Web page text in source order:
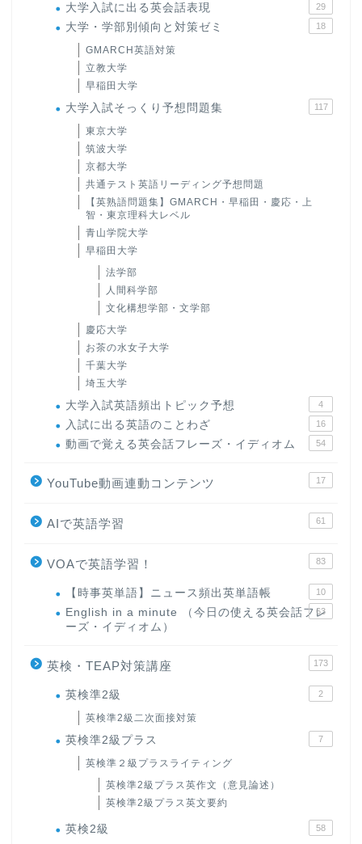
大学入試に出る英会話表現 29
大学・学部別傾向と対策ゼミ 18
GMARCH英語対策
立教大学
早稲田大学
大学入試そっくり予想問題集 117
東京大学
筑波大学
京都大学
共通テスト英語リーディング予想問題
【英熟語問題集】GMARCH・早稲田・慶応・上
智・東京理科大レベル
青山学院大学
早稲田大学
法学部
人間科学部
文化構想学部・文学部
慶応大学
お茶の水女子大学
千葉大学
埼玉大学
大学入試英語頻出トピック予想 4
入試に出る英語のことわざ 16
動画で覚える英会話フレーズ・イディオム 54
YouTube動画連動コンテンツ 17
AIで英語学習 61
VOAで英語学習！ 83
【時事英単語】ニュース頻出英単語帳 10
English in a minute （今日の使える英会話フレ
ーズ・イディオム）
63
英検・TEAP対策講座 173
英検準2級 2
英検準2級二次面接対策
英検準2級プラス 7
英検準２級プラスライティング
英検準2級プラス英作文（意見論述）
英検準2級プラス英文要約
英検2級 58